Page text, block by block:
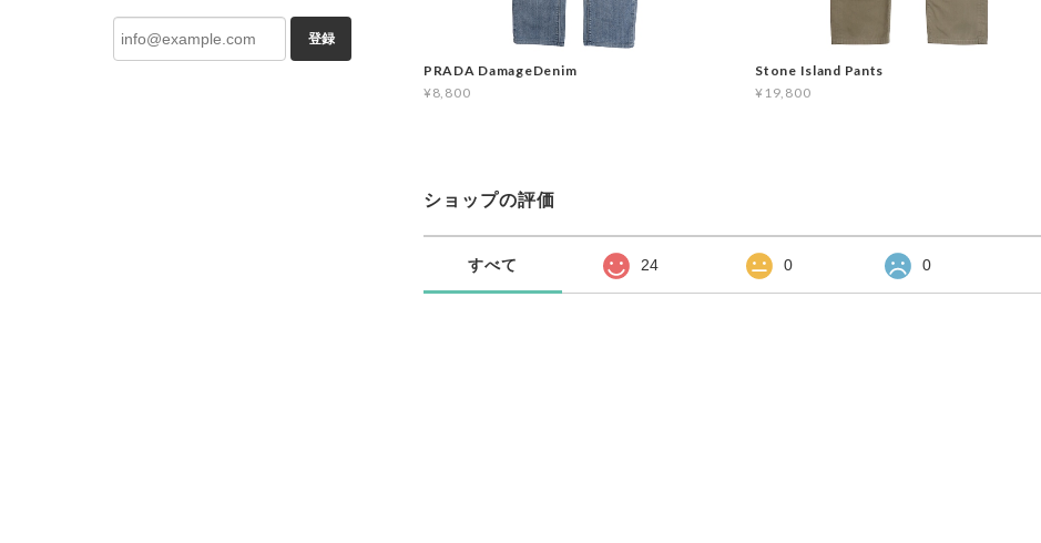
PRADA DamageDenim
¥8,800
Stone Island Pants
¥19,800
ショップの評価
すべて 24 0 0
登録